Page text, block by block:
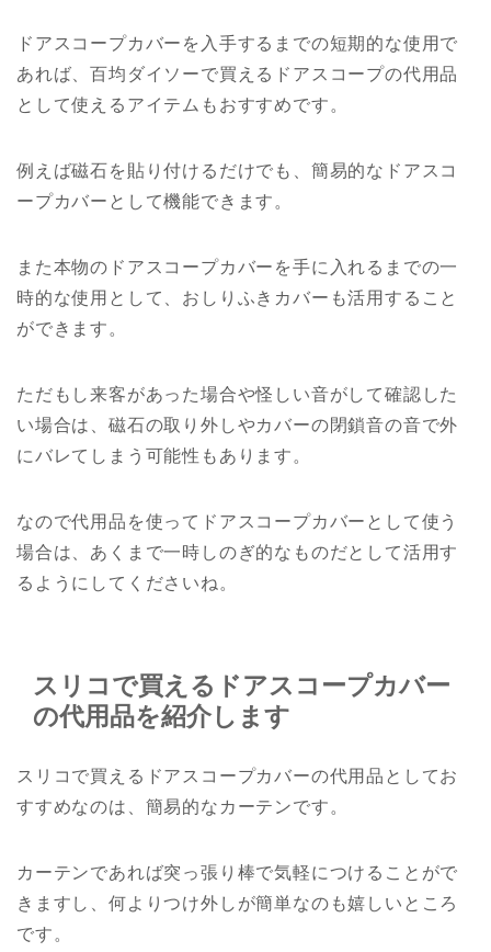
ドアスコープカバーを入手するまでの短期的な使用で
あれば、百均ダイソーで買えるドアスコープの代用品
として使えるアイテムもおすすめです。
例えば磁石を貼り付けるだけでも、簡易的なドアスコ
ープカバーとして機能できます。
また本物のドアスコープカバーを手に入れるまでの一
時的な使用として、おしりふきカバーも活用すること
ができます。
ただもし来客があった場合や怪しい音がして確認した
い場合は、磁石の取り外しやカバーの閉鎖音の音で外
にバレてしまう可能性もあります。
なので代用品を使ってドアスコープカバーとして使う
場合は、あくまで一時しのぎ的なものだとして活用す
るようにしてくださいね。
スリコで買えるドアスコープカバー
の代用品を紹介します
スリコで買えるドアスコープカバーの代用品としてお
すすめなのは、簡易的なカーテンです。
カーテンであれば突っ張り棒で気軽につけることがで
きますし、何よりつけ外しが簡単なのも嬉しいところ
です。